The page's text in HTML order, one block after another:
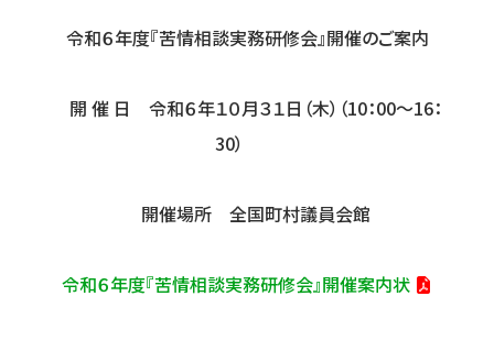
令和６年度『苦情相談実務研修会』開催のご案内
開 催 日 令和６年１０月３１日（木）（10：00～16：
30）
開催場所 全国町村議員会館
令和６年度『苦情相談実務研修会』開催案内状